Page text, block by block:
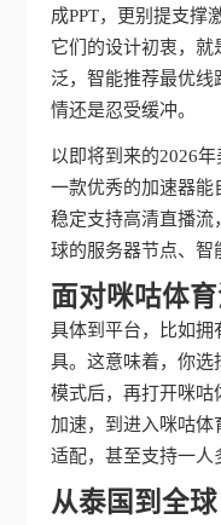
成PPT，更别提支撑
它们的设计初衷，
泛，智能推荐最优线
情还是忍受缓冲。
以即将到来的2026
一款优秀的加速器能
稳定支持高清直播流
球的服务器节点、智
面对咪咕体
具体到平台，比如拥
具。这意味着，你选
模式后，再打开咪咕
加速，到进入咪咕体
适配，甚至支持一人
从泰国到全